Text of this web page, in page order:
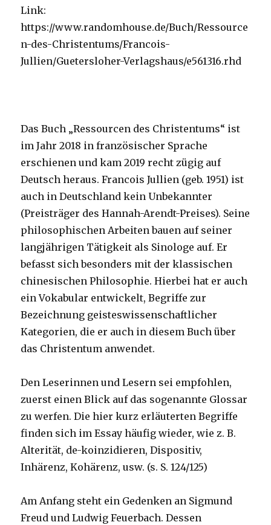
Link:
https://www.randomhouse.de/Buch/Ressource
n-des-Christentums/Francois-
Jullien/Guetersloher-Verlagshaus/e561316.rhd
Das Buch „Ressourcen des Christentums“ ist
im Jahr 2018 in französischer Sprache
erschienen und kam 2019 recht zügig auf
Deutsch heraus. Francois Jullien (geb. 1951) ist
auch in Deutschland kein Unbekannter
(Preisträger des Hannah-Arendt-Preises). Seine
philosophischen Arbeiten bauen auf seiner
langjährigen Tätigkeit als Sinologe auf. Er
befasst sich besonders mit der klassischen
chinesischen Philosophie. Hierbei hat er auch
ein Vokabular entwickelt, Begriffe zur
Bezeichnung geisteswissenschaftlicher
Kategorien, die er auch in diesem Buch über
das Christentum anwendet.
Den Leserinnen und Lesern sei empfohlen,
zuerst einen Blick auf das sogenannte Glossar
zu werfen. Die hier kurz erläuterten Begriffe
finden sich im Essay häufig wieder, wie z. B.
Alterität, de-koinzidieren, Dispositiv,
Inhärenz, Kohärenz, usw. (s. S. 124/125)
Am Anfang steht ein Gedenken an Sigmund
Freud und Ludwig Feuerbach. Dessen